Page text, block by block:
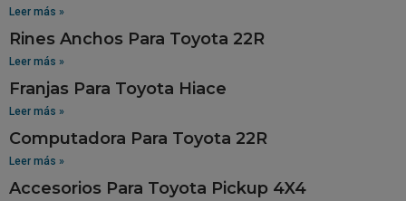
Leer más »
Rines Anchos Para Toyota 22R
Leer más »
Franjas Para Toyota Hiace
Leer más »
Computadora Para Toyota 22R
Leer más »
Accesorios Para Toyota Pickup 4X4